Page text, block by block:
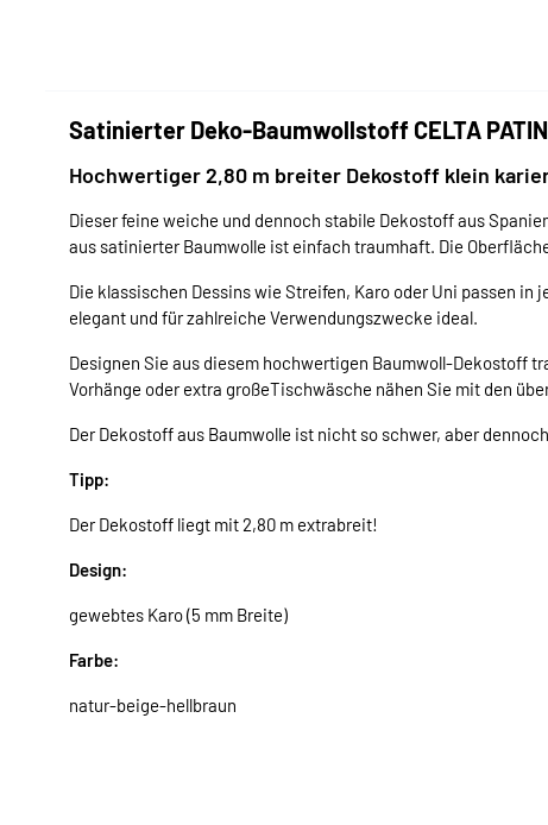
Satinierter Deko-Baumwollstoff CELTA
Hochwertiger 2,80 m breiter Dekostoff klein
Dieser feine weiche und dennoch stabile Dekostoff aus
aus satinierter Baumwolle ist einfach traumhaft. Die
Die klassischen Dessins wie Streifen, Karo oder Uni passen
elegant und für zahlreiche Verwendungszwecke ideal.
Designen Sie aus diesem hochwertigen Baumwoll-Dekostoff
Vorhänge oder extra großeTischwäsche nähen Sie mit den
Der Dekostoff aus Baumwolle ist nicht so schwer, aber
Tipp:
Der Dekostoff liegt mit 2,80 m extrabreit!
Design:
gewebtes Karo (5 mm Breite)
Farbe:
natur-beige-hellbraun